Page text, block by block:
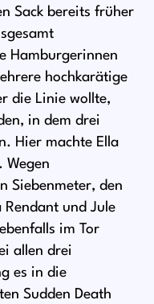
Sack bereits früher
Hamburgerinnen
hochkarätige
die Linie wollte,
in dem drei
Hier machte Ella
Wegen
Siebenmeter, den
und Jule
im Tor
allen drei
es in die
Sudden Death